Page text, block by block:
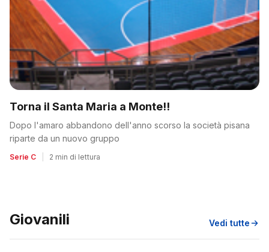
Torna il Santa Maria a Monte!!
Dopo l'amaro abbandono dell'anno scorso la società pisana
riparte da un nuovo gruppo
Serie C 2 min di lettura
Giovanili Vedi tutte